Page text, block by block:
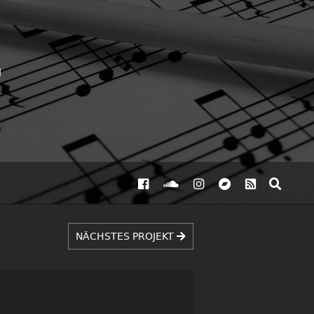
NÄCHSTES PROJEKT